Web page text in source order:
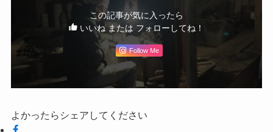
この記事が気に入ったら
いいね または フォローしてね！
Follow Me
よかったらシェアしてください